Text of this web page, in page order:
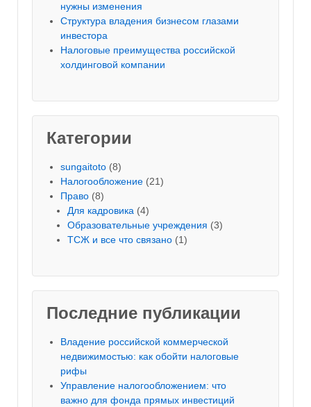
нужны изменения
Структура владения бизнесом глазами
инвестора
Налоговые преимущества российской
холдинговой компании
Категории
sungaitoto (8)
Налогообложение (21)
Право (8)
Для кадровика (4)
Образовательные учреждения (3)
ТСЖ и все что связано (1)
Последние публикации
Владение российской коммерческой
недвижимостью: как обойти налоговые
рифы
Управление налогообложением: что
важно для фонда прямых инвестиций